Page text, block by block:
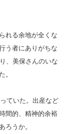
れる余地が全くな
う者にありがちな
、美保さんのいな
。
ていた。出産など
間的、精神的余裕
ろうか。